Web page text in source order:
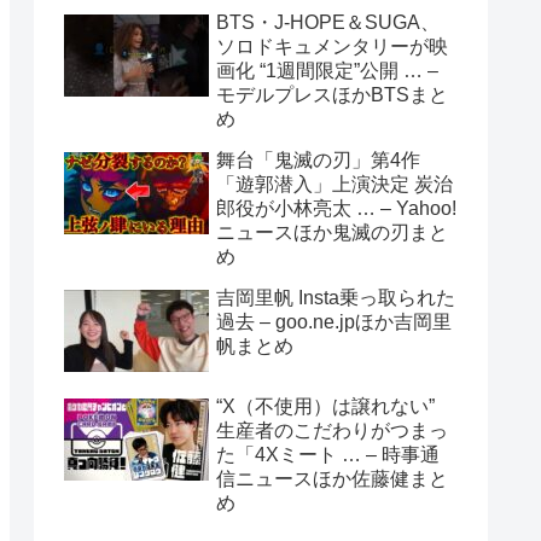
BTS・J-HOPE＆SUGA、
ソロドキュメンタリーが映
画化 “1週間限定”公開 … –
モデルプレスほかBTSまと
め
舞台「鬼滅の刃」第4作
「遊郭潜入」上演決定 炭治
郎役が小林亮太 … – Yahoo!
ニュースほか鬼滅の刃まと
め
吉岡里帆 Insta乗っ取られた
過去 – goo.ne.jpほか吉岡里
帆まとめ
“X（不使用）は譲れない”
生産者のこだわりがつまっ
た「4Xミート … – 時事通
信ニュースほか佐藤健まと
め